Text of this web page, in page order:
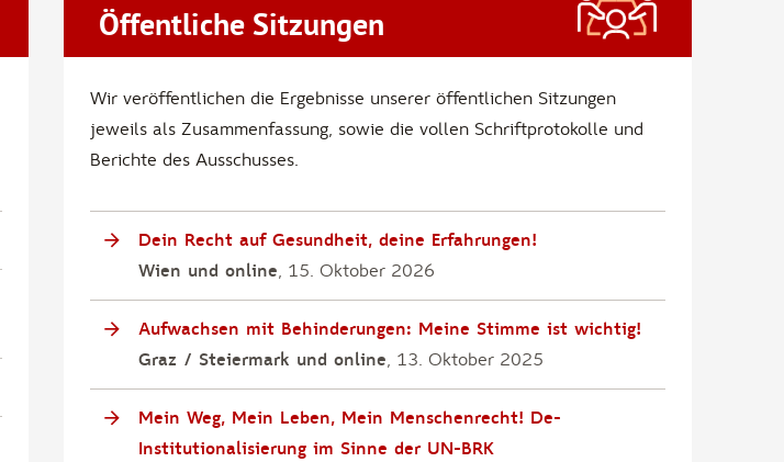
Öffentliche Sitzungen
Wir veröffentlichen die Ergebnisse unserer öffentlichen Sitzungen
jeweils als Zusammenfassung, sowie die vollen Schriftprotokolle und
Berichte des Ausschusses.
Dein Recht auf Gesundheit, deine Erfahrungen!
Wien und online, 15. Oktober 2026
Aufwachsen mit Behinderungen: Meine Stimme ist wichtig!
Graz / Steiermark und online, 13. Oktober 2025
Mein Weg, Mein Leben, Mein Menschenrecht! De-
Institutionalisierung im Sinne der UN-BRK